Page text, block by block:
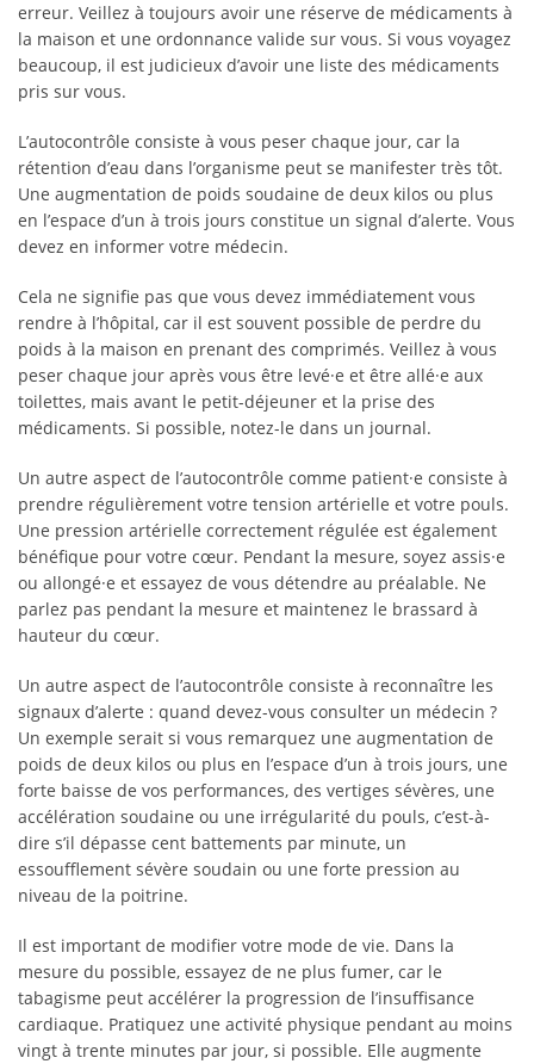
erreur. Veillez à toujours avoir une réserve de médicaments à
la maison et une ordonnance valide sur vous. Si vous voyagez
beaucoup, il est judicieux d’avoir une liste des médicaments
pris sur vous.
L’autocontrôle consiste à vous peser chaque jour, car la
rétention d’eau dans l’organisme peut se manifester très tôt.
Une augmentation de poids soudaine de deux kilos ou plus
en l’espace d’un à trois jours constitue un signal d’alerte. Vous
devez en informer votre médecin.
Cela ne signifie pas que vous devez immédiatement vous
rendre à l’hôpital, car il est souvent possible de perdre du
poids à la maison en prenant des comprimés. Veillez à vous
peser chaque jour après vous être levé·e et être allé·e aux
toilettes, mais avant le petit-déjeuner et la prise des
médicaments. Si possible, notez-le dans un journal.
Un autre aspect de l’autocontrôle comme patient·e consiste à
prendre régulièrement votre tension artérielle et votre pouls.
Une pression artérielle correctement régulée est également
bénéfique pour votre cœur. Pendant la mesure, soyez assis·e
ou allongé·e et essayez de vous détendre au préalable. Ne
parlez pas pendant la mesure et maintenez le brassard à
hauteur du cœur.
Un autre aspect de l’autocontrôle consiste à reconnaître les
signaux d’alerte : quand devez-vous consulter un médecin ?
Un exemple serait si vous remarquez une augmentation de
poids de deux kilos ou plus en l’espace d’un à trois jours, une
forte baisse de vos performances, des vertiges sévères, une
accélération soudaine ou une irrégularité du pouls, c’est-à-
dire s’il dépasse cent battements par minute, un
essoufflement sévère soudain ou une forte pression au
niveau de la poitrine.
Il est important de modifier votre mode de vie. Dans la
mesure du possible, essayez de ne plus fumer, car le
tabagisme peut accélérer la progression de l’insuffisance
cardiaque. Pratiquez une activité physique pendant au moins
vingt à trente minutes par jour, si possible. Elle augmente